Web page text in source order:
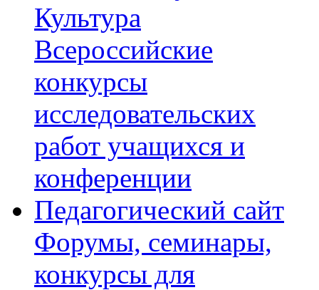
Культура
Всероссийские
конкурсы
исследовательских
работ учащихся и
конференции
Педагогический сайт
Форумы, семинары,
конкурсы для